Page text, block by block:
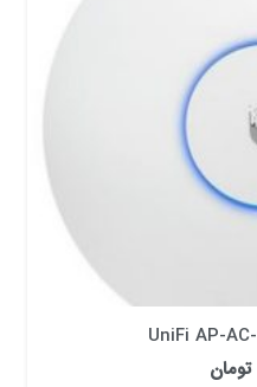
تومان